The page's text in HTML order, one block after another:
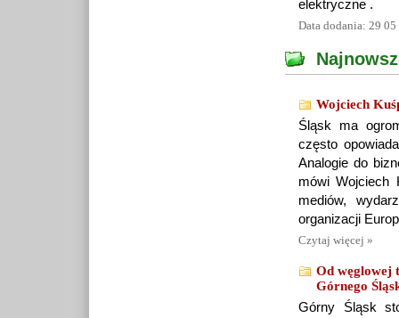
elektryczne .
Data dodania: 29
Wojciech
Śląsk ma
często
Analogie do
mówi Wojciech
mediów,
organizacji
Czytaj więcej »
Od węglowej
Górnego
Górny Śląsk